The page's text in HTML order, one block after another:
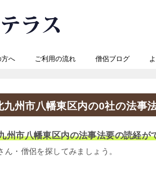
方へ ご利用の流れ 僧侶ブログ
九州市八幡東区内の0社の法事
州市八幡東区内の法事法要の読経が
ん・僧侶を探してみましょう。